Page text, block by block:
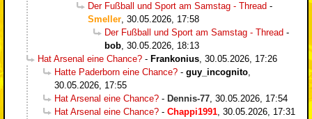
Der Fußball und Sport am Samstag - Thread -
Smeller, 30.05.2026, 17:58
Der Fußball und Sport am Samstag - Thread -
bob, 30.05.2026, 18:13
Hat Arsenal eine Chance? - Frankonius, 30.05.2026, 17:26
Hatte Paderborn eine Chance? - guy_incognito,
30.05.2026, 17:55
Hat Arsenal eine Chance? - Dennis-77, 30.05.2026, 17:54
Hat Arsenal eine Chance? - Chappi1991, 30.05.2026, 17:31